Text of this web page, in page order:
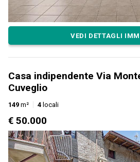
VEDI DETTAGLI
Casa indipendente Via
Cuveglio
149 m² 4 locali
€ 50.000